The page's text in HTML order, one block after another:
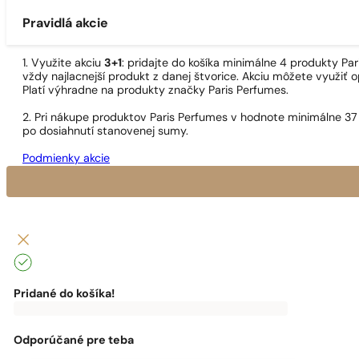
Pravidlá akcie
1. Využite akciu 3+1: pridajte do košíka minimálne 4 produkty
vždy najlacnejší produkt z danej štvorice. Akciu môžete využiť
Platí výhradne na produkty značky Paris Perfumes.
2. Pri nákupe produktov Paris Perfumes v hodnote minimálne
po dosiahnutí stanovenej sumy.
Podmienky akcie
Pridané do košíka!
zadarmo
ti
Odporúčané pre teba